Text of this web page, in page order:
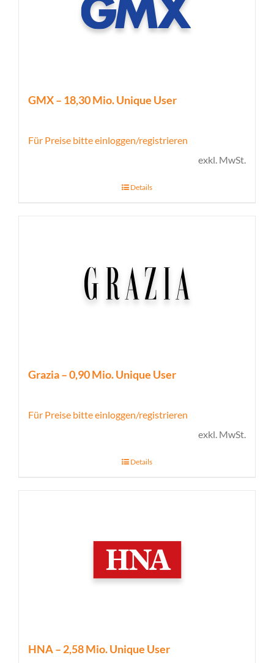
GMX – 18,30 Mio. Unique User
Für Preise bitte einloggen/registrieren
exkl. MwSt.
Details
Grazia – 0,90 Mio. Unique User
Für Preise bitte einloggen/registrieren
exkl. MwSt.
Details
HNA – 2,58 Mio. Unique User